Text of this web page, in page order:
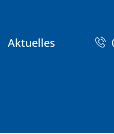
Aktuelles